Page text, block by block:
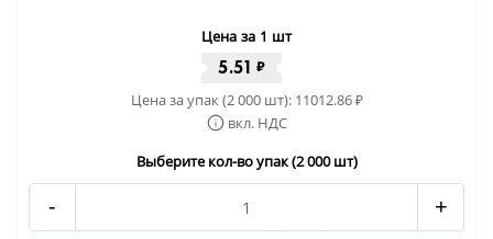
Цена за 1 шт
5.51 ₽
Цена за упак (2 000 шт): 11012.86₽
вкл. НДС
Выберите кол-во упак (2 000 шт)
- +